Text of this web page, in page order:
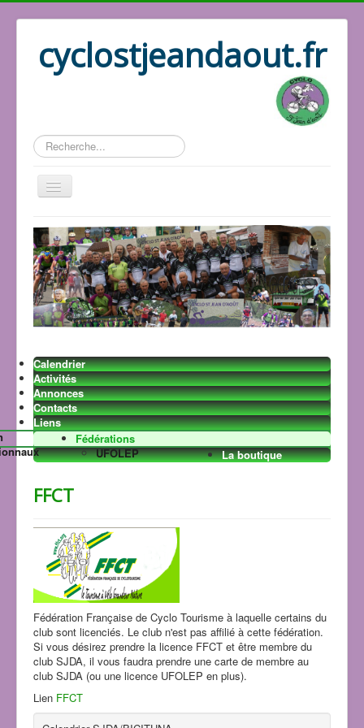
cyclostjeandaout.fr
Rechercher
Organisation
Qui sommes nous
Le bureau
Les circuits
Les adhérents
Les GPS
La vie du club
Les news
Randonnées
hebdomadaires
VTT club
Le 7ème art
Sécurité
Le sport dans la région
Cyclo
Raids
Calendrier
Activités
Annonces
Contacts
Liens
Fédérations
UFOLEP
La boutique
FFCT
Fédération Française de Cyclo Tourisme à laquelle certains du
club sont licenciés. Le club n'est pas affilié à cette fédération.
Si vous désirez prendre la licence FFCT et être membre du
club SJDA, il vous faudra prendre une carte de membre au
club SJDA (ou une licence UFOLEP en plus).
Lien FFCT